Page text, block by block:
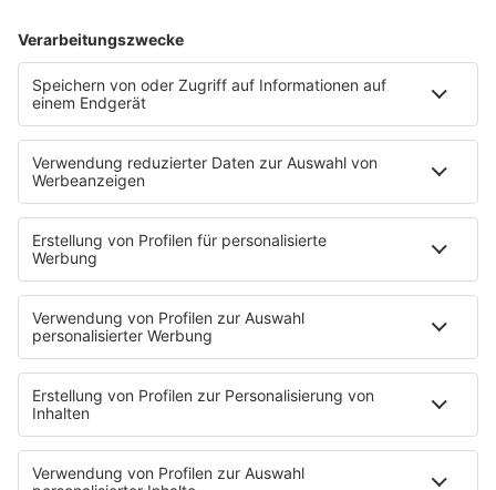
Ich hasse Sport
Sonntag Morgen
Strandbar
Putzfimmel
Deutschpop
Deutsche Liebeslieder
PODCASTS
Mit den Waffeln einer Frau
Frühstück bei Barbara
Brave & One
NotAufnahme
"Bewerbung und Karriere"
Aber bitte mit Schlager
Erdbeerkäse
Fitness mit M.A.R.K
Glück in Worten